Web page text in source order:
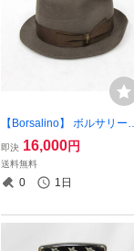
【Borsalino】 ボルサリーノ
ラビットファー ハット 中折
れ帽 ソフトハット ブラウン
系 兎毛 59 サイズ 2504-K00
07M(NT)
即決 16,000円
送料無料
0 1日